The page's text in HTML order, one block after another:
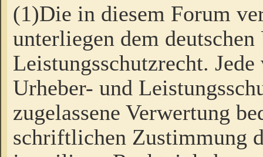
(1)Die in diesem Forum
unterliegen dem
Leistungsschutzrecht.
Urheber- und
zugelassene Verwertung
schriftlichen Zustimmung